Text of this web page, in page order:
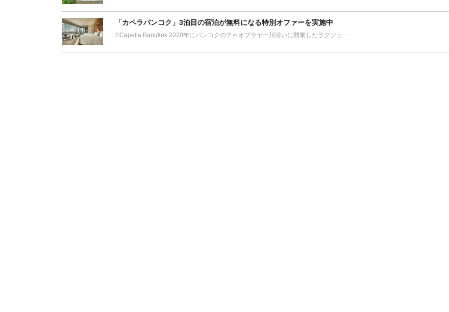
「カペラバンコク」3泊目の宿泊が無料になる特別オファーを実施中
©Capella Bangkok 2020年にバンコクのチャオプラヤー川沿いに開業したラグジュ･･･